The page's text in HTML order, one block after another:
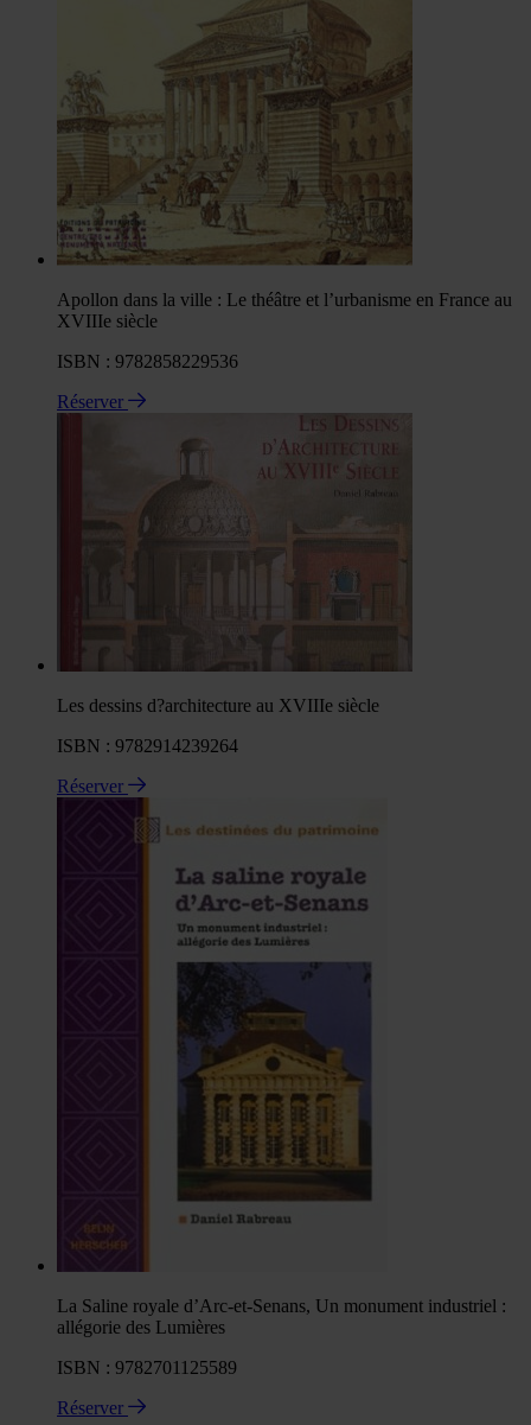
Apollon dans la ville : Le théâtre et l’urbanisme en France au
XVIIIe siècle
ISBN : 9782858229536
Réserver
Les dessins d?architecture au XVIIIe siècle
ISBN : 9782914239264
Réserver
La Saline royale d’Arc-et-Senans, Un monument industriel :
allégorie des Lumières
ISBN : 9782701125589
Réserver